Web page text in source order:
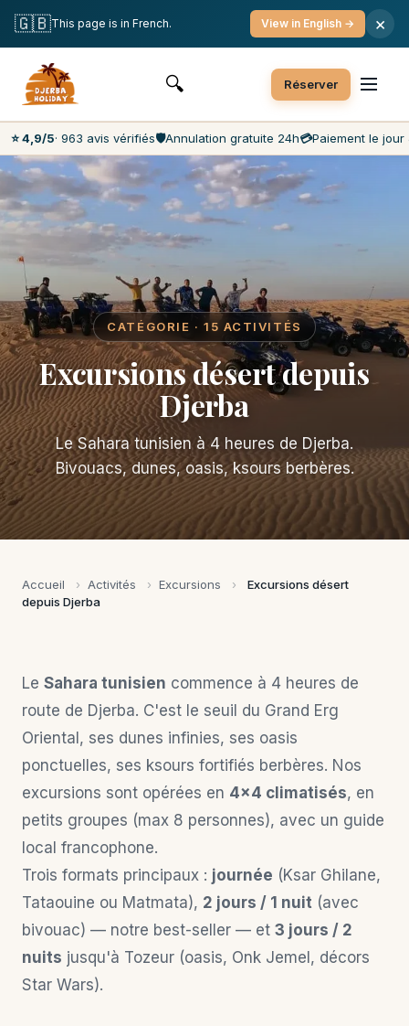
Annulation gratuite
Prix les moins chers du marché
Service client 7j/7
🔍 Réserver
⭐ 4,9/5· 963 avis vérifiés🛡️Annulation gratuite 24h💳Paiement le jour
CATÉGORIE · 15 ACTIVITÉS
Excursions désert depuis
Djerba
Le Sahara tunisien à 4 heures de Djerba.
Bivouacs, dunes, oasis, ksours berbères.
Accueil › Activités › Excursions ›
Excursions désert
depuis Djerba
Le Sahara tunisien commence à 4 heures de
route de Djerba. C'est le seuil du Grand Erg
Oriental, ses dunes infinies, ses oasis
ponctuelles, ses ksours fortifiés berbères. Nos
excursions sont opérées en 4×4 climatisés, en
petits groupes (max 8 personnes), avec un guide
local francophone.
Trois formats principaux : journée (Ksar Ghilane,
Tataouine ou Matmata), 2 jours / 1 nuit (avec
bivouac) — notre best-seller — et 3 jours / 2
nuits jusqu'à Tozeur (oasis, Onk Jemel, décors
Star Wars).
🇬🇧This page is in French. View in English → ×